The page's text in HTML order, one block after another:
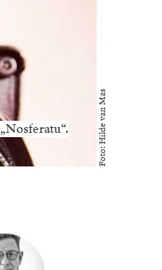
Foto: Hilde van Mas